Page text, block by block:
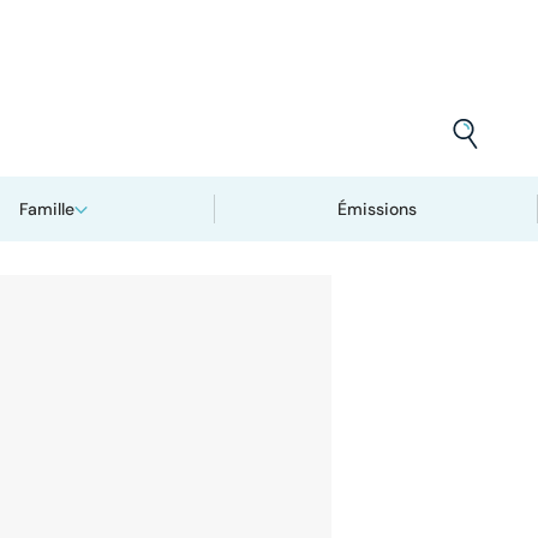
Famille Émissions